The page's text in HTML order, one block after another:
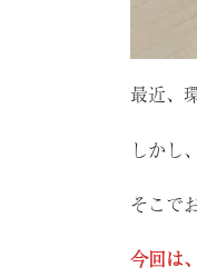
最近、
しかし
そこで
今回は